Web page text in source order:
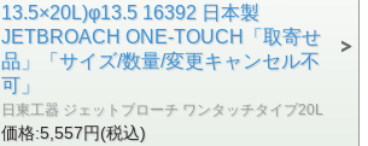
13.5×20L)φ13.5 16392 日本製
JETBROACH ONE-TOUCH「取寄せ
品」「サイズ/数量/変更キャンセル不
可」
日東工器 ジェットブローチ ワンタッチタイプ20L
価格:5,557円(税込)